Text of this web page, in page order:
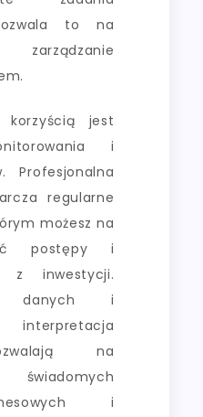
to na
zarządzanie
korzyścią jest
i
Profesjonalna
regularne
możesz na
postępy i
z inwestycji.
danych i
interpretacja
na
świadomych
i